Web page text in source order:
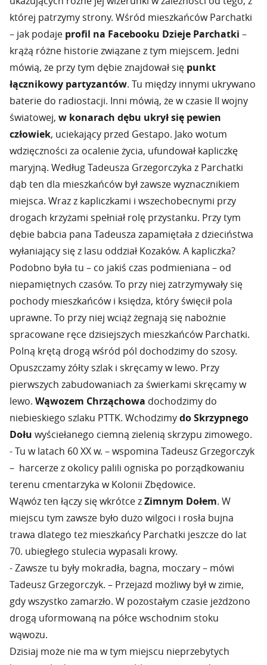
której patrzymy strony. Wśród mieszkańców Parchatki
– jak podaje profil na Facebooku Dzieje Parchatki –
krążą różne historie związane z tym miejscem. Jedni
mówią, że przy tym dębie znajdował się punkt
łącznikowy partyzantów. Tu między innymi ukrywano
baterie do radiostacji. Inni mówią, że w czasie II wojny
światowej, w konarach dębu ukrył się pewien
człowiek, uciekający przed Gestapo. Jako wotum
wdzięczności za ocalenie życia, ufundował kapliczkę
maryjną. Według Tadeusza Grzegorczyka z Parchatki
dąb ten dla mieszkańców był zawsze wyznacznikiem
miejsca. Wraz z kapliczkami i wszechobecnymi przy
drogach krzyżami spełniał rolę przystanku. Przy tym
dębie babcia pana Tadeusza zapamiętała z dzieciństwa
wyłaniający się z lasu oddział Kozaków. A kapliczka?
Podobno była tu – co jakiś czas podmieniana – od
niepamiętnych czasów. To przy niej zatrzymywały się
pochody mieszkańców i księdza, który święcił pola
uprawne. To przy niej wciąż żegnają się nabożnie
spracowane ręce dzisiejszych mieszkańców Parchatki.
Polną krętą drogą wśród pól dochodzimy do szosy.
Opuszczamy żółty szlak i skręcamy w lewo. Przy
pierwszych zabudowaniach za świerkami skręcamy w
lewo. Wąwozem Chrząchowa dochodzimy do
niebieskiego szlaku PTTK. Wchodzimydo Skrzypnego
Dołu wyściełanego ciemną zielenią skrzypu zimowego.
- Tu w latach 60 XX w. – wspomina Tadeusz Grzegorczyk
– harcerze z okolicy palili ogniska po porządkowaniu
terenu cmentarzyka w Kolonii Zbędowice.
Wąwóz ten łączy się wkrótce zZimnym Dołem. W
miejscu tym zawsze było dużo wilgoci i rosła bujna
trawa dlatego też mieszkańcy Parchatki jeszcze do lat
70. ubiegłego stulecia wypasali krowy.
- Zawsze tu były mokradła, bagna, moczary – mówi
Tadeusz Grzegorczyk. – Przejazd możliwy był w zimie,
gdy wszystko zamarzło. W pozostałym czasie jeżdżono
drogą uformowaną na półce wschodnim stoku
wąwozu.
Dzisiaj może nie ma w tym miejscu nieprzebytych